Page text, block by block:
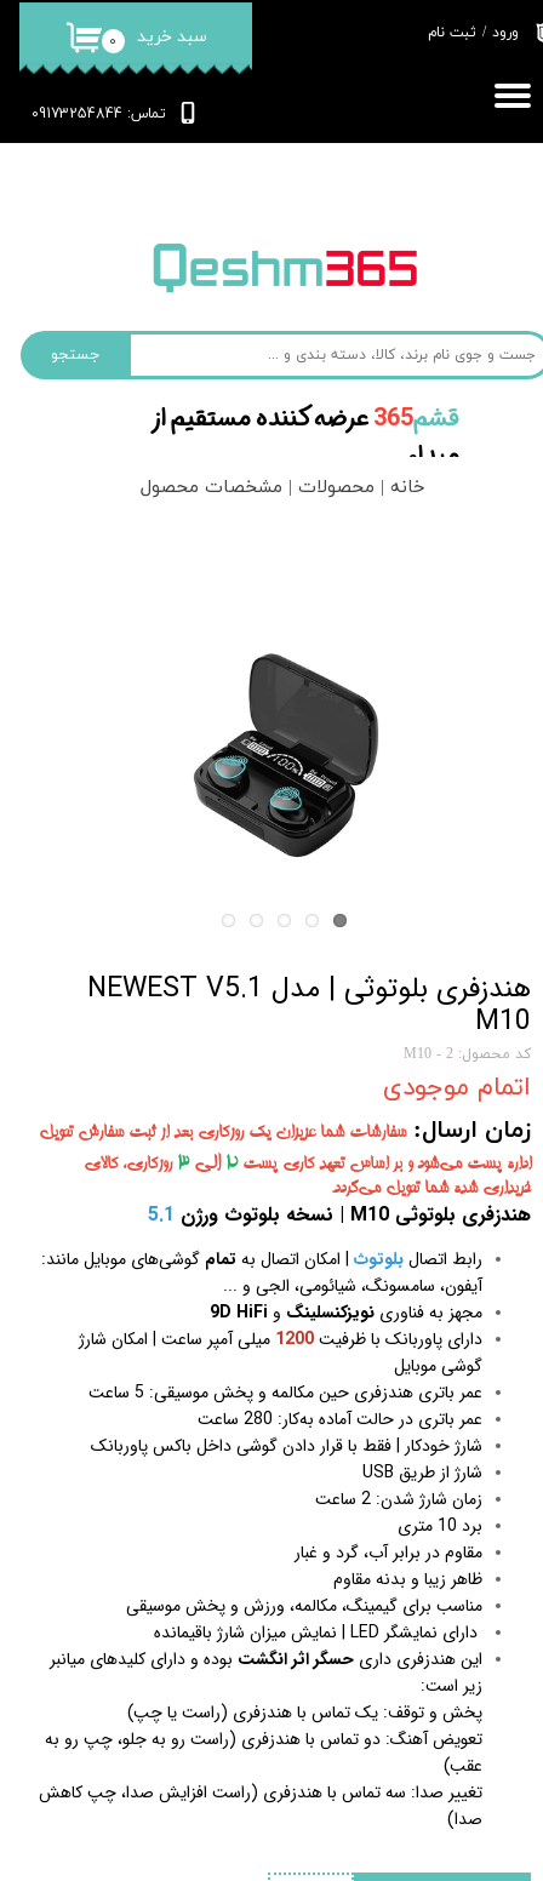
جستجو
تماس: 09173254844
۰ سبد خرید ورود / ثبت نام
حساب کاربری من
تغییر گذر واژه
قشم‌365عرضه کننده مستقیم از
مبداء
خانه | محصولات | مشخصات محصول
هندزفری بلوتوثی | مدل NEWEST V5.1
M10
کد محصول: M10 - 2
اتمام موجودی
زمان ارسال: سفارشات شما عزیزان یک روزکاری بعد از ثبت سفارش تحویل
اداره پست می‌شود و بر اساس تعهد کاری پست2 الی 3
روزکاری، کالای
خریداری شده شما تحویل می‌گردد.
هندزفری بلوتوثی M10 | نسخه بلوتوث ورژن 5.1
رابط اتصالبلوتوث | امکان اتصال به تمام گوشی‌های موبایل مانند:
آیفون، سامسونگ، شیائومی، الجی و ...
مجهز به فناوری نویزکنسلینگ و 9D HiFi
دارای پاوربانک با ظرفیت1200 میلی آمپر ساعت | امکان شارژ
گوشی موبایل
عمر باتری هندزفری حین مکالمه و پخش موسیقی: 5 ساعت
عمر باتری در حالت آماده به‌کار: 280 ساعت
شارژ خودکار | فقط با قرار دادن گوشی داخل باکس پاوربانک
شارژ از طریق USB
زمان شارژ شدن: 2 ساعت
برد 10 متری
مقاوم در برابر آب، گرد و غبار
ظاهر زیبا و بدنه مقاوم
مناسب برای گیمینگ، مکالمه، ورزش و پخش موسیقی
دارای نمایشگر LED | نمایش میزان شارژ باقیمانده
این هندزفری داری حسگر اثر انگشت بوده و دارای کلید‌های میانبر
زیر است:
پخش و توقف: یک تماس با هندزفری (راست یا چپ)
تعویض آهنگ: دو تماس با هندزفری (راست رو به جلو، چپ رو به
عقب)
تغییر صدا: سه تماس با هندزفری (راست افزایش صدا، چپ کاهش
صدا)